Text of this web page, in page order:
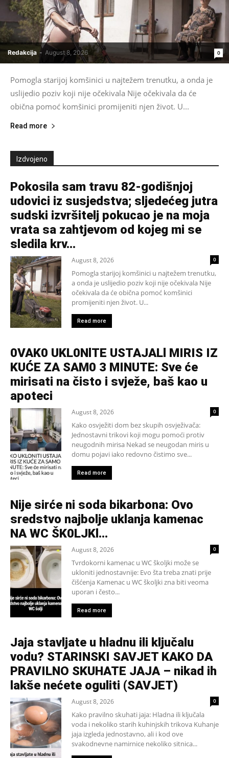
Redakcija - August 8, 2026 0
Pomogla starijoj komšinici u najtežem trenutku, a onda je
uslijedio poziv koji nije očekivala Nije očekivala da će
obična pomoć komšinici promijeniti njen život. U...
Read more
Izdvojeno
Pokosila sam travu 82-godišnjoj
udovici iz susjedstva; sljedećeg jutra
sudski izvršitelj pokucao je na moja
vrata sa zahtjevom od kojeg mi se
sledila krv...
August 8, 2026 0
Pomogla starijoj komšinici u najtežem trenutku,
a onda je uslijedio poziv koji nije očekivala Nije
očekivala da će obična pomoć komšinici
promijeniti njen život. U...
Read more
0VAK0 UKL0NlTE USTAJALl MIRIS IZ
KUĆE ZA SAM0 3 MINUTE: Sve će
mirisati na čisto i svježe, baš kao u
apoteci
August 8, 2026 0
Kako osvježiti dom bez skupih osvježivača:
Jednostavni trikovi koji mogu pomoći protiv
neugodnih mirisa Nekad se neugodan miris u
domu pojavi iako redovno čistimo sve...
Read more
Nije sirće ni soda bikarbona: Ovo
sredstvo najbolje uklanja kamenac
NA WC ŠK0LJKl…
August 8, 2026 0
Tvrdokorni kamenac u WC školjki može se
ukloniti jednostavnije: Evo šta treba znati prije
čišćenja Kamenac u WC školjki zna biti veoma
uporan i često...
Read more
Jaja stavljate u hladnu ili ključalu
vodu? STARINSKI SAVJET KAKO DA
PRAVILNO SKUHATE JAJA – nikad ih
lakše nećete oguliti (SAVJET)
August 8, 2026 0
Kako pravilno skuhati jaja: Hladna ili ključala
voda i nekoliko starih kuhinjskih trikova Kuhanje
jaja izgleda jednostavno, ali i kod ove
svakodnevne namirnice nekoliko sitnica...